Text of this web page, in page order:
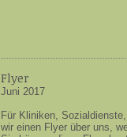
Flyer
Juni 2017
Für Kliniken,
wir einen Flyer über uns,